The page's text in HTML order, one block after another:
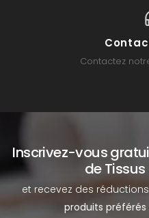
Contactez
Inscrivez-vous
de
et recevez des
produits préférés